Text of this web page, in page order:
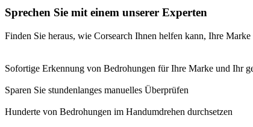
Sprechen Sie mit einem unserer Experten
Finden Sie heraus, wie Corsearch Ihnen helfen kann, Ihre
Sofortige Erkennung von Bedrohungen für Ihre Marke und Ihr
Sparen Sie stundenlanges manuelles Überprüfen
Hunderte von Bedrohungen im Handumdrehen durchsetzen